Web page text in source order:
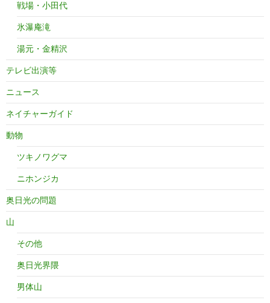
戦場・小田代
氷瀑庵滝
湯元・金精沢
テレビ出演等
ニュース
ネイチャーガイド
動物
ツキノワグマ
ニホンジカ
奥日光の問題
山
その他
奥日光界隈
男体山